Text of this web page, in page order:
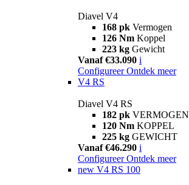
Diavel V4
168 pk Vermogen
126 Nm Koppel
223 kg Gewicht
Vanaf €33.090 i
Configureer Ontdek meer
V4 RS
Diavel V4 RS
182 pk VERMOGEN
120 Nm KOPPEL
225 kg GEWICHT
Vanaf €46.290 i
Configureer Ontdek meer
new V4 RS 100